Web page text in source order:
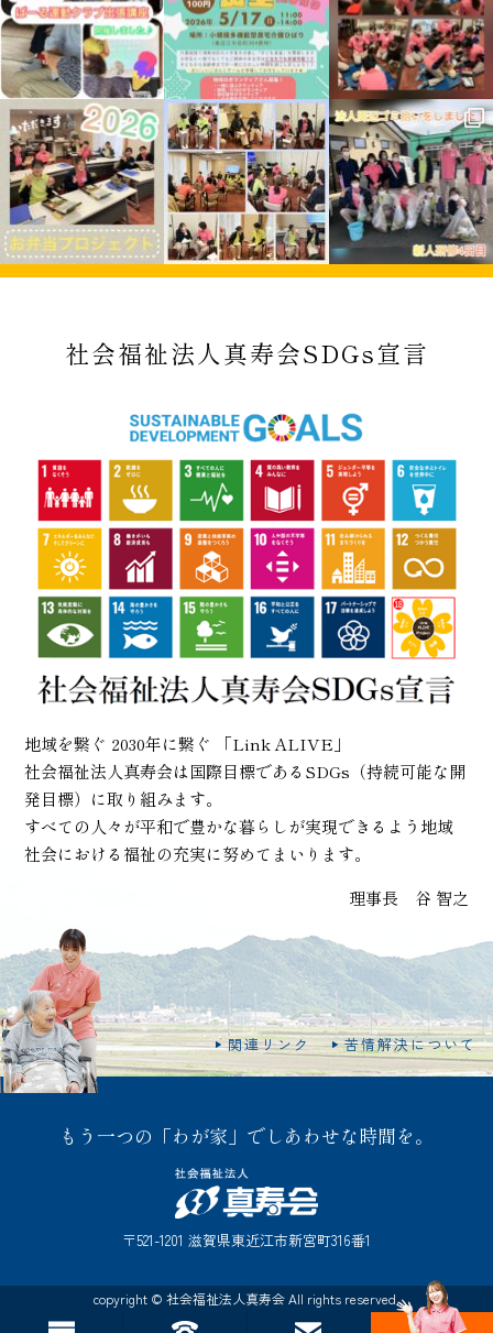
社会福祉法人真寿会SDGs宣言
地域を繋ぐ 2030年に繋ぐ 「Link ALIVE」
社会福祉法人真寿会は国際目標であるSDGs（持続可能な開
発目標）に取り組みます。
すべての人々が平和で豊かな暮らしが実現できるよう地域
社会における福祉の充実に努めてまいります。
理事長 谷 智之
関連リンク 苦情解決について
もう一つの「わが家」でしあわせな時間を。
〒521-1201 滋賀県東近江市新宮町316番1
copyright © 社会福祉法人真寿会 All rights reserved.